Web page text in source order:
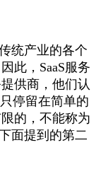
统产业的各个
此，SaaS服务
供商，他们认
停留在简单的
的，不能称为
面提到的第二